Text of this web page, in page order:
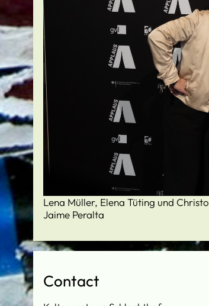
Lena Müller, Elena Tüting und
Jaime Peralta
Contact